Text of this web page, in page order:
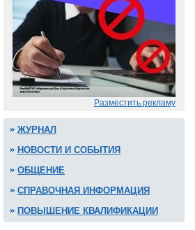
Разместить рекламу
ЖУРНАЛ
НОВОСТИ И СОБЫТИЯ
ОБЩЕНИЕ
СПРАВОЧНАЯ ИНФОРМАЦИЯ
ПОВЫШЕНИЕ КВАЛИФИКАЦИИ